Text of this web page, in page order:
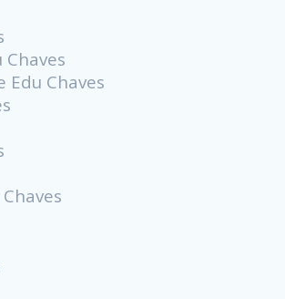
Edu Chaves